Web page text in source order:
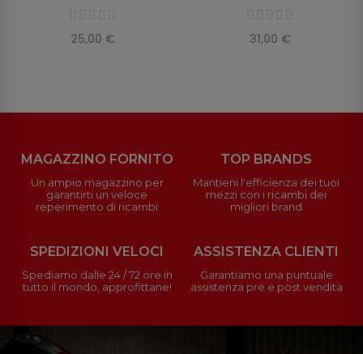
25,00 € 31,00 €
MAGAZZINO FORNITO
Un ampio magazzino per
garantirti un veloce
reperimento di ricambi
TOP BRANDS
Mantieni l'efficienza dei tuoi
mezzi con i ricambi dei
migliori brand
SPEDIZIONI VELOCI
Spediamo dalle 24 / 72 ore in
tutto il mondo, approfittane!
ASSISTENZA CLIENTI
Garantiamo una puntuale
assistenza pre e post vendita